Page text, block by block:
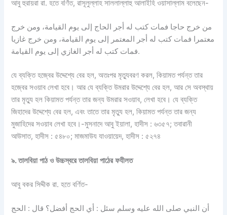
আবু হুরায়রা রা. হতে বর্ণিত, রাসূলুল্লাহ সাললাল্লাহু আলাইহি ওয়াসাল্লাম বলেছেন-
من خرج حاجا فمات كتب له أجر الحاج إلى يوم القيامة، ومن خرج
معتمرا فمات كتب له أجر المعتمر إلى يوم القيامة، ومن خرج غازيا
فمات كتب له أجر الغازي إلى يوم القيامة.
যে ব্যক্তি হজ্বের উদ্দেশ্যে বের হল, অতঃপর মৃত্যুবরণ করল, কিয়ামত পর্যন্ত তার
হজ্বের সওয়াব লেখা হবে। আর যে ব্যক্তি উমরার উদ্দেশ্যে বের হল, আর সে অবস্থায়
তার মৃত্যু হল কিয়ামত পর্যন্ত তার জন্য উমরার সওয়াব, লেখা হবে। যে ব্যক্তি
জিহাদের উদ্দেশ্যে বের হল, এবং তাতে তার মৃত্যু হল, কিয়ামত পর্যন্ত তার জন্য
মুজাহিদের সওয়াব লেখা হবে।-মুসনাদে আবু ইয়ালা, হাদীস : ৬৩৫৭; তবারানী
আউসাত, হাদীস : ৫৪৮০; মাজমাউয যাওয়ায়েদ, হাদীস : ৫২৭৪
৯.তালবিয়া পাঠ ও উচ্চস্বরে তালবিয়া পাঠের ফযীলত
আবু বকর সিদ্দীক রা. হতে বর্ণিত-
أن النبي صلى الله عليه وسلم سئل : أي الحج أفضل؟ قال : الحج